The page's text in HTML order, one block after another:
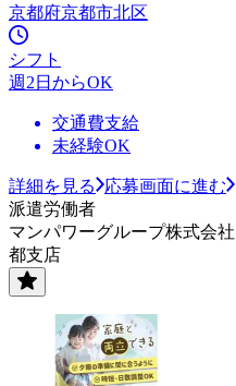
京都府京都市北区
シフト
週2日からOK
交通費支給
未経験OK
詳細を見る
応募画面に進む
派遣労働者
マンパワーグループ株式会
都支店